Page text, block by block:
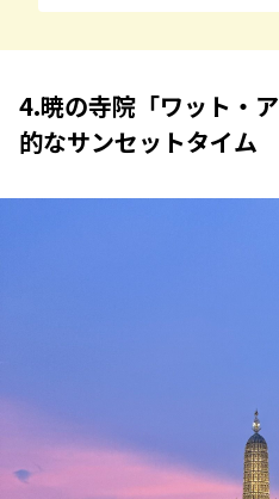
4.暁の寺院「ワット・
的なサンセットタイム